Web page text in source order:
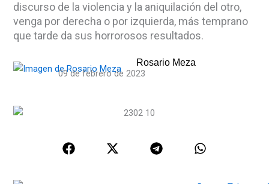
discurso de la violencia y la aniquilación del otro,
venga por derecha o por izquierda, más temprano
que tarde da sus horrorosos resultados.
Rosario Meza
09 de febrero de 2023